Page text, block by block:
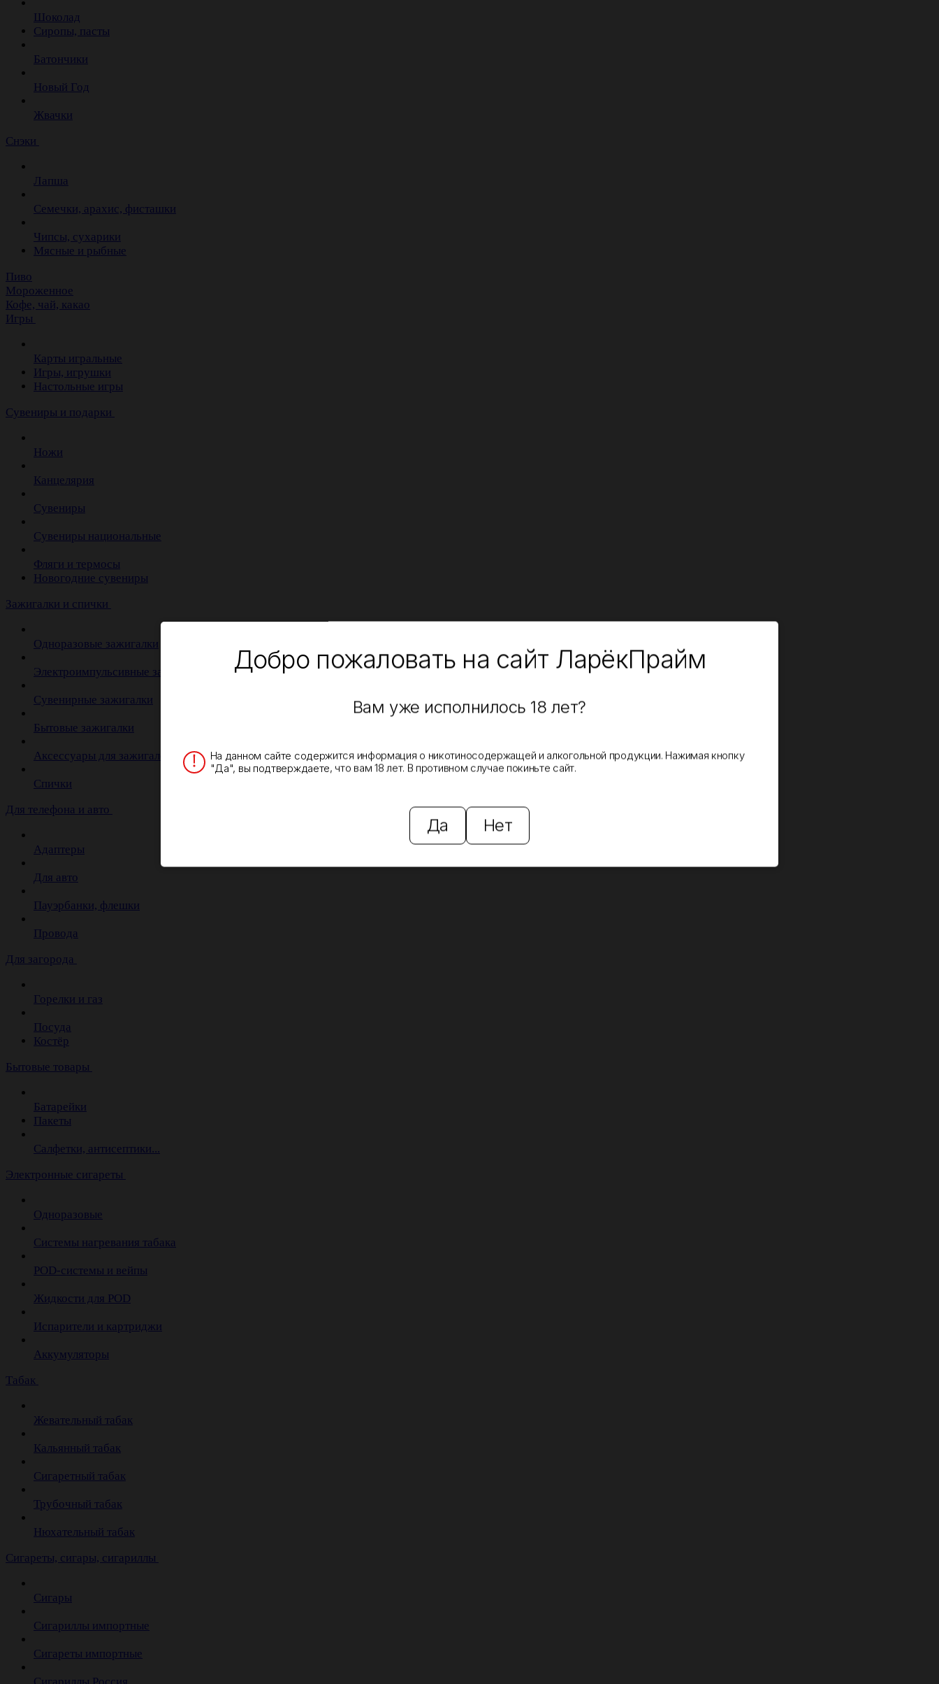
Шоколад
Сиропы, пасты
Батончики
Новый Год
Жвачки
Снэки
Лапша
Семечки, арахис, фисташки
Чипсы, сухарики
Мясные и рыбные
Пиво
Мороженное
Кофе, чай, какао
Игры
Карты игральные
Игры, игрушки
Настольные игры
Сувениры и подарки
Ножи
Канцелярия
Сувениры
Сувениры национальные
Фляги и термосы
Новогодние сувениры
Зажигалки и спички
Одноразовые зажигалки
Электроимпульсивные зажигалки
Сувенирные зажигалки
Бытовые зажигалки
Аксессуары для зажигалок
Спички
Для телефона и авто
Адаптеры
Для авто
Пауэрбанки, флешки
Провода
Для загорода
Горелки и газ
Посуда
Костёр
Бытовые товары
Батарейки
Пакеты
Салфетки, антисептики...
Электронные сигареты
Одноразовые
Системы нагревания табака
POD-системы и вейпы
Жидкости для POD
Испарители и картриджи
Аккумуляторы
Табак
Жевательный табак
Кальянный табак
Сигаретный табак
Трубочный табак
Нюхательный табак
Cигареты, сигары, сигариллы
Сигары
Сигариллы импортные
Сигареты импортные
Добро пожаловать на сайт ЛарёкПрайм
Вам уже исполнилось 18 лет?
На данном сайте содержится информация о никотиносодержащей и алкогольной продукции. Нажимая кнопку
"Да", вы подтверждаете, что вам 18 лет. В противном случае покиньте сайт.
Да Нет